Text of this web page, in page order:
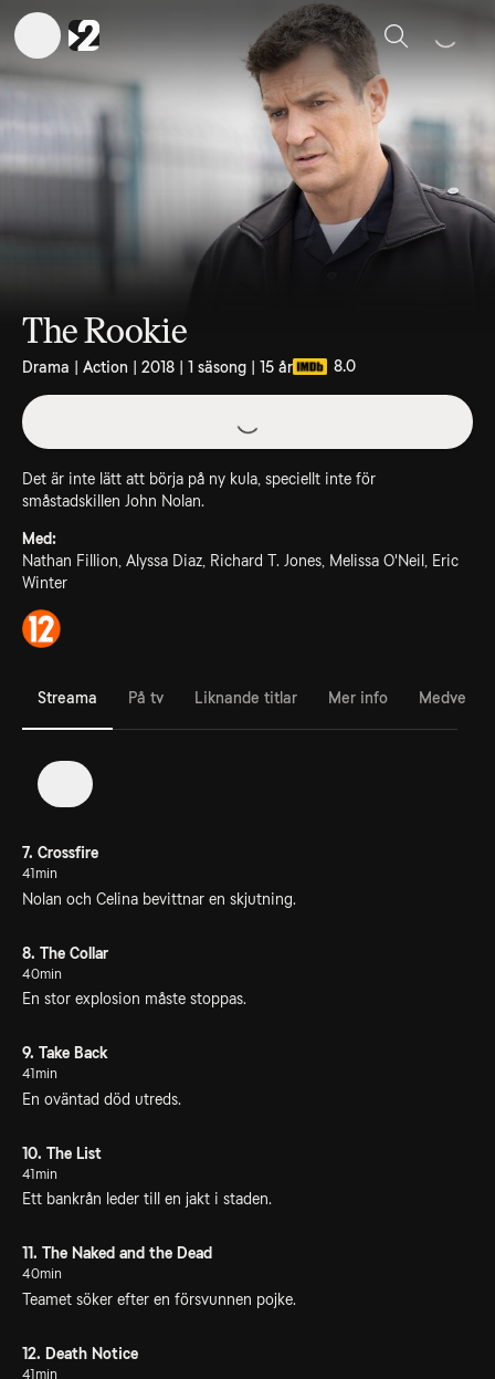
Sök
The Rookie
Drama | Action | 2018 | 1 säsong | 15 år 8.0
Det är inte lätt att börja på ny kula, speciellt inte för
småstadskillen John Nolan.
Med:
Nathan Fillion, Alyssa Diaz, Richard T. Jones, Melissa O'Neil, Eric
Winter
Streama På tv Liknande titlar Mer info
7. Crossfire
41min
Nolan och Celina bevittnar en skjutning.
8. The Collar
40min
En stor explosion måste stoppas.
9. Take Back
41min
En oväntad död utreds.
10. The List
41min
Ett bankrån leder till en jakt i staden.
11. The Naked and the Dead
40min
Teamet söker efter en försvunnen pojke.
12. Death Notice
41min